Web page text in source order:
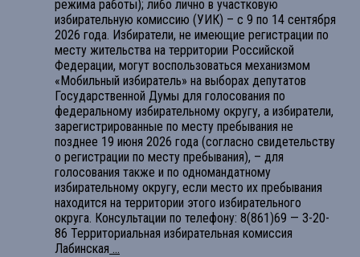
режима работы); либо лично в участковую
избирательную комиссию (УИК) – с 9 по 14 сентября
2026 года. Избиратели, не имеющие регистрации по
месту жительства на территории Российской
Федерации, могут воспользоваться механизмом
«Мобильный избиратель» на выборах депутатов
Государственной Думы для голосования по
федеральному избирательному округу, а избиратели,
зарегистрированные по месту пребывания не
позднее 19 июня 2026 года (согласно свидетельству
о регистрации по месту пребывания), – для
голосования также и по одномандатному
избирательному округу, если место их пребывания
находится на территории этого избирательного
округа. Консультации по телефону: 8(861)69 — 3-20-
86 Территориальная избирательная комиссия
Лабинская